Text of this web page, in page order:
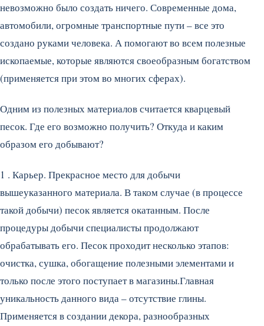
невозможно было создать ничего. Современные дома,
автомобили, огромные транспортные пути – все это
создано руками человека. А помогают во всем полезные
ископаемые, которые являются своеобразным богатством
(применяется при этом во многих сферах).
Одним из полезных материалов считается кварцевый
песок. Где его возможно получить? Откуда и каким
образом его добывают?
1 . Карьер. Прекрасное место для добычи
вышеуказанного материала. В таком случае (в процессе
такой добычи) песок является окатанным. После
процедуры добычи специалисты продолжают
обрабатывать его. Песок проходит несколько этапов:
очистка, сушка, обогащение полезными элементами и
только после этого поступает в магазины.Главная
уникальность данного вида – отсутствие глины.
Применяется в создании декора, разнообразных